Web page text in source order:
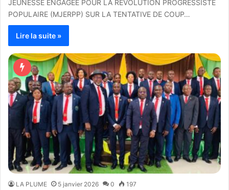
JEUNESSE ENGAGÉE POUR LA RÉVOLUTION PROGRESSISTE
POPULAIRE (MJERPP) SUR LA TENTATIVE DE COUP…
Lire la suite »
LA PLUME 5 janvier 2026 0 197